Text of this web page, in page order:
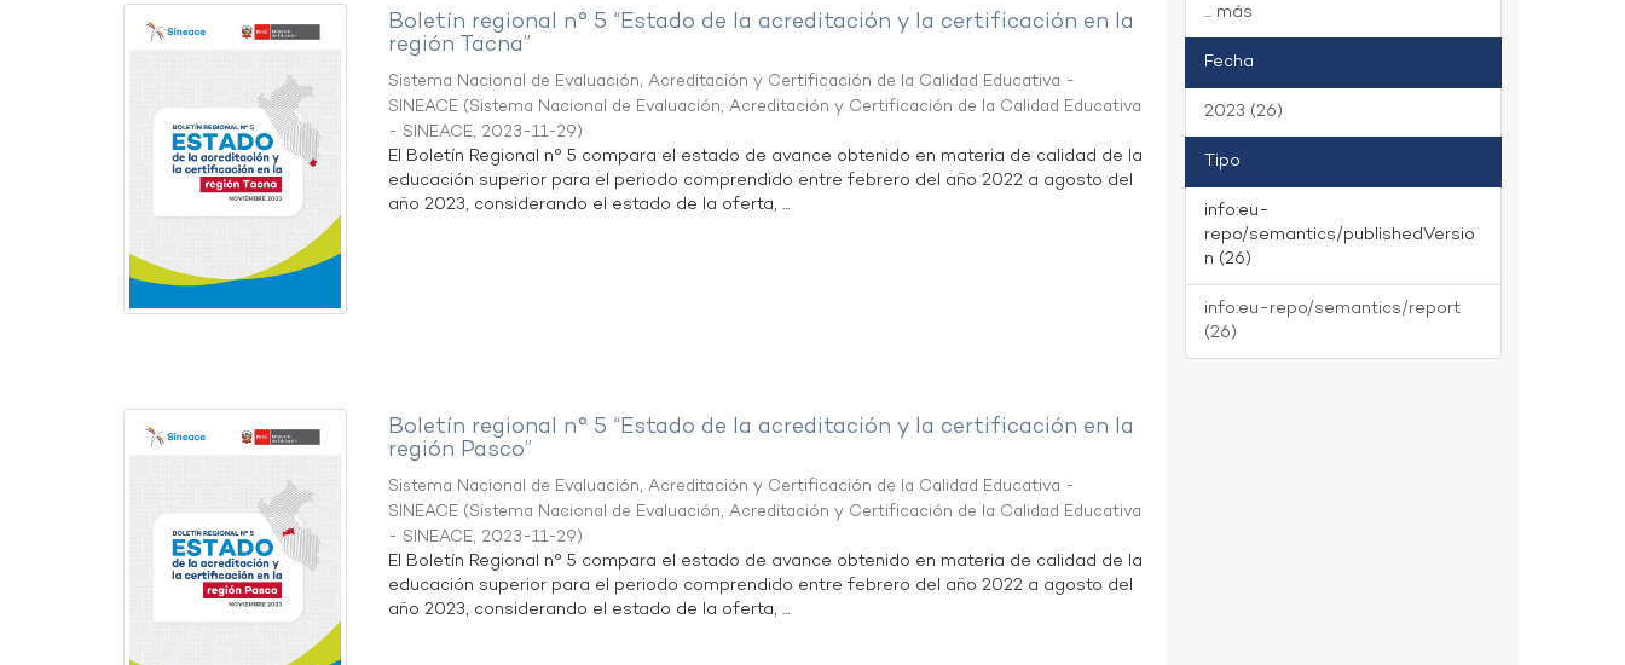
Boletín regional n° 5 “Estado de la acreditación y la certificación en la
región Tacna”
Sistema Nacional de Evaluación, Acreditación y Certificación de la Calidad Educativa -
SINEACE (Sistema Nacional de Evaluación, Acreditación y Certificación de la Calidad Educativa
- SINEACE, 2023-11-29)
El Boletín Regional n° 5 compara el estado de avance obtenido en materia de calidad de la
educación superior para el periodo comprendido entre febrero del año 2022 a agosto del
año 2023, considerando el estado de la oferta, ...
Boletín regional n° 5 “Estado de la acreditación y la certificación en la
región Pasco”
Sistema Nacional de Evaluación, Acreditación y Certificación de la Calidad Educativa -
SINEACE (Sistema Nacional de Evaluación, Acreditación y Certificación de la Calidad Educativa
- SINEACE, 2023-11-29)
El Boletín Regional n° 5 compara el estado de avance obtenido en materia de calidad de la
educación superior para el periodo comprendido entre febrero del año 2022 a agosto del
año 2023, considerando el estado de la oferta, ...
... más
Fecha
2023 (26)
Tipo
info:eu-
repo/semantics/publishedVersio
n (26)
info:eu-repo/semantics/report
(26)